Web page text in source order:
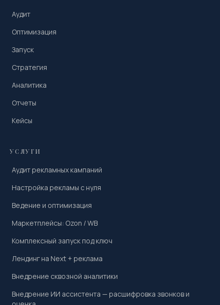
Аудит
Оптимизация
Запуск
Стратегия
Аналитика
Отчеты
Кейсы
УСЛУГИ
Аудит рекламных кампаний
Настройка рекламы с нуля
Ведение и оптимизация
Маркетплейсы: Ozon / WB
Комплексный запуск под ключ
Лендинг на Next + реклама
Внедрение сквозной аналитики
Внедрение ИИ ассистента — расшифровка звонков и